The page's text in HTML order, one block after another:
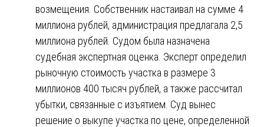
возмещения. Собственник настаивал на сумме 4
миллиона рублей, администрация предлагала 2,5
миллиона рублей. Судом была назначена
судебная экспертная оценка. Эксперт определил
рыночную стоимость участка в размере 3
миллионов 400 тысяч рублей, а также рассчитал
убытки, связанные с изъятием. Суд вынес
решение о выкупе участка по цене, определенной